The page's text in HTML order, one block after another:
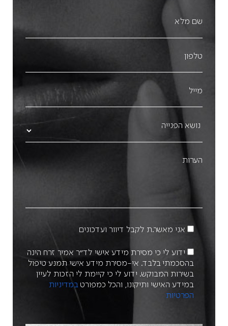
אני מאשר.ת לקבל דיוור ועדכונים
ידוע לי כי מסירת מידע אישי לד״ר אמיר זרח הינה
בהסכמתי בלבד. אי-מסירת מידע אישי תמנע טיפול
בשירות המבוקש. ידוע לי כי קיימת לי הזכות לעיין
במידע האישי ותיקונו, והכל כמפורט במדיניות
הפרטיות